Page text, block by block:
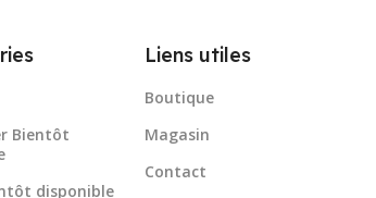
Bientôt
disponible
Liens utiles
Boutique
Magasin
Contact